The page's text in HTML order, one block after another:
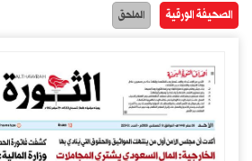
الصحيفة الورقية الملحق